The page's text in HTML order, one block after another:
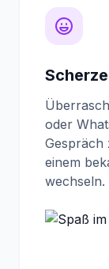
oder
Gespräch
einem
wechseln.